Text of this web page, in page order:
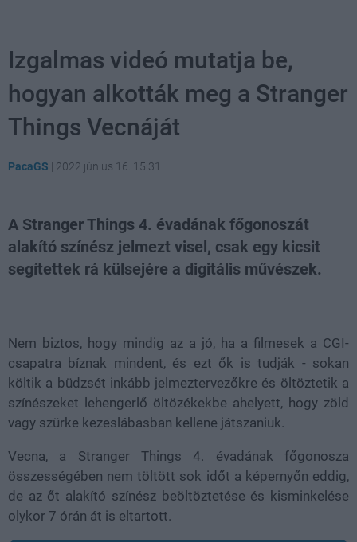
Izgalmas videó mutatja be,
hogyan alkották meg a Stranger
Things Vecnáját
PacaGS | 2022 június 16. 15:31
A Stranger Things 4. évadának főgonoszát
alakító színész jelmezt visel, csak egy kicsit
segítettek rá külsejére a digitális művészek.
Nem biztos, hogy mindig az a jó, ha a filmesek a CGI-
csapatra bíznak mindent, és ezt ők is tudják - sokan
költik a büdzsét inkább jelmeztervezőkre és öltöztetik a
színészeket lehengerlő öltözékekbe ahelyett, hogy zöld
vagy szürke kezeslábasban kellene játszaniuk.
Vecna, a Stranger Things 4. évadának főgonosza
összességében nem töltött sok időt a képernyőn eddig,
de az őt alakító színész beöltöztetése és kisminkelése
olykor 7 órán át is eltartott.